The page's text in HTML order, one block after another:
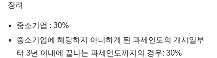
장려
중소기업 : 30%
중소기업에 해당하지 아니하게 된 과세연도의 개시일부
터 3년 이내에 끝나는 과세연도까지의 경우: 30%